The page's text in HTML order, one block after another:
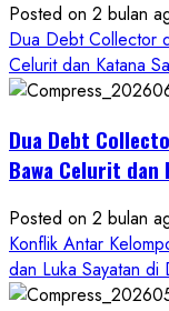
Posted on 2 bulan
Dua Debt Collector
Celurit dan Katana
Dua Debt
Bawa Celurit dan
Posted on 2 bulan
Konflik Antar
dan Luka Sayatan